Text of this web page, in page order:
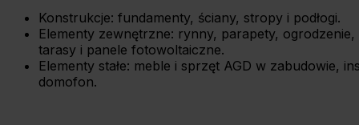
Konstrukcje: fundamenty, ściany, stropy i podłogi.
Elementy zewnętrzne: rynny, parapety,
tarasy i panele fotowoltaiczne.
Elementy stałe: meble i sprzęt AGD w zabudowie,
domofon.